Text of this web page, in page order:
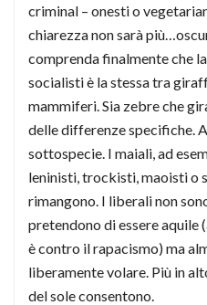
criminal – onesti o
chiarezza non sarà
comprenda finalmente che
socialisti è la stessa tra
mammiferi. Sia zebre che
delle differenze specifiche.
sottospecie. I maiali, ad
leninisti, trockisti, maoisti o
rimangono. I liberali non
pretendono di essere aquile
è contro il rapacismo) ma
liberamente volare. Più in
del sole consentono.